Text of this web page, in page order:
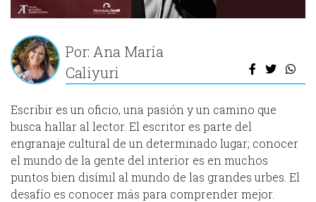
Por: Ana María
Caliyuri
Escribir es un oficio, una pasión y un camino que
busca hallar al lector. El escritor es parte del
engranaje cultural de un determinado lugar; conocer
el mundo de la gente del interior es en muchos
puntos bien disímil al mundo de las grandes urbes. El
desafío es conocer más para comprender mejor.